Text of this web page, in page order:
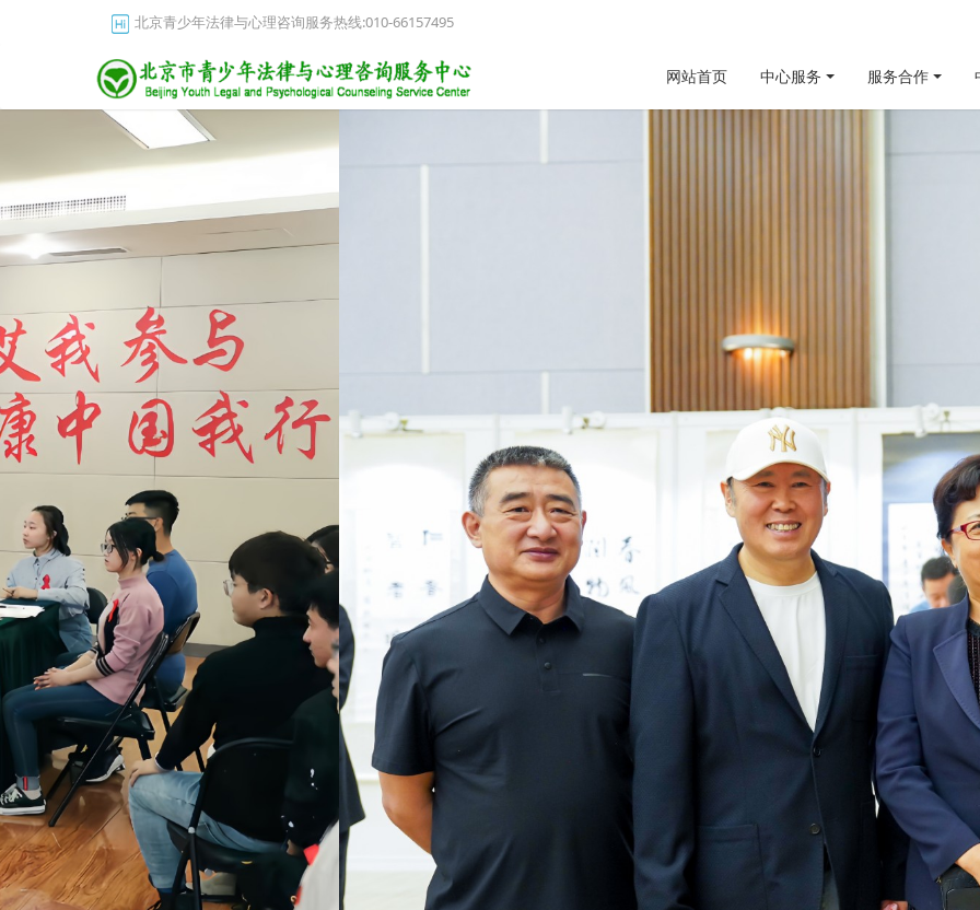
北京青少年法律与心理咨询服务热线:010-66157495
网站首页 中心服务 服务合作
第十三届北京市政协副主席杨
老权益工作者参加“中心”成立